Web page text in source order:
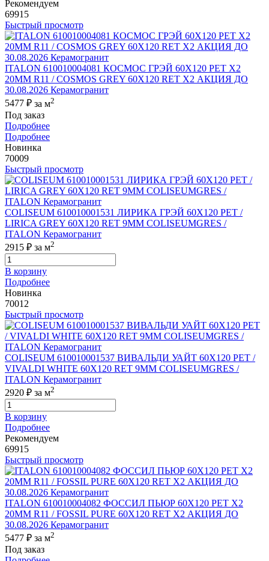
Рекомендуем
69915
Быстрый просмотр
ITALON 610010004081 КОСМОС ГРЭЙ 60X120 РЕТ Х2
20MM R11 / COSMOS GREY 60X120 RET X2 АКЦИЯ ДО
30.08.2026 Керамогранит
5477 ₽ за м2
Под заказ
Подробнее
Подробнее
Новинка
70009
Быстрый просмотр
COLISEUM 610010001531 ЛИРИКА ГРЭЙ 60X120 РЕТ /
LIRICA GREY 60X120 RET 9MM COLISEUMGRES /
ITALON Керамогранит
2915 ₽ за м2
В корзину
Подробнее
Новинка
70012
Быстрый просмотр
COLISEUM 610010001537 ВИВАЛЬДИ УАЙТ 60X120 РЕТ /
VIVALDI WHITE 60X120 RET 9MM COLISEUMGRES /
ITALON Керамогранит
2920 ₽ за м2
В корзину
Подробнее
Рекомендуем
69915
Быстрый просмотр
ITALON 610010004082 ФОССИЛ ПЬЮР 60X120 РЕТ Х2
20MM R11 / FOSSIL PURE 60X120 RET X2 АКЦИЯ ДО
30.08.2026 Керамогранит
5477 ₽ за м2
Под заказ